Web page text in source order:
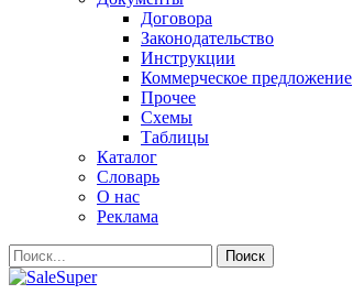
Договора
Законодательство
Инструкции
Коммерческое предложение
Прочее
Схемы
Таблицы
Каталог
Словарь
О нас
Реклама